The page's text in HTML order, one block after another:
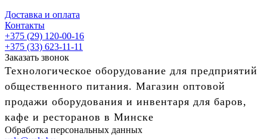
Доставка и оплата
Контакты
+375 (29) 120-00-16
+375 (33) 623-11-11
Заказать звонок
Технологическое оборудование для предприятий
общественного питания. Магазин оптовой
продажи оборудования и инвентаря для баров,
кафе и ресторанов в Минске
Обработка персональных данных